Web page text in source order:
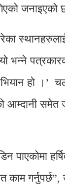
जनाइएको
भन्ने
हो ।’
आम्दानी समेत
पाएकोमा
काम